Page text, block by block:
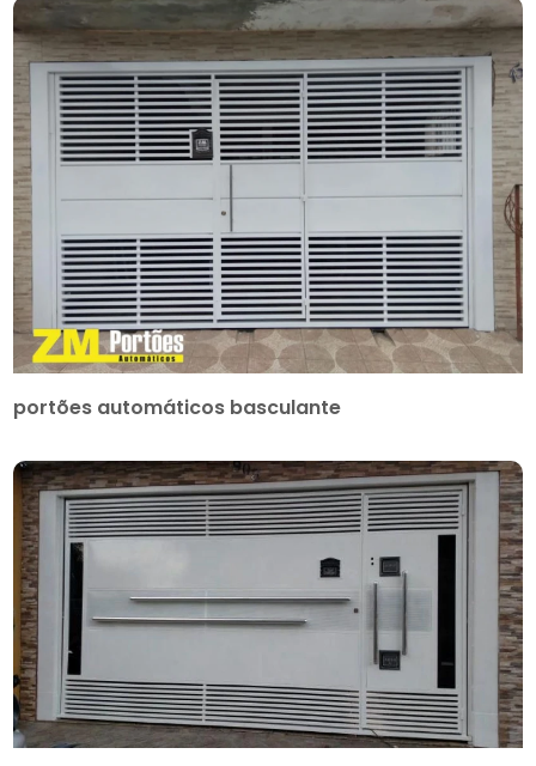
portões automáticos basculante